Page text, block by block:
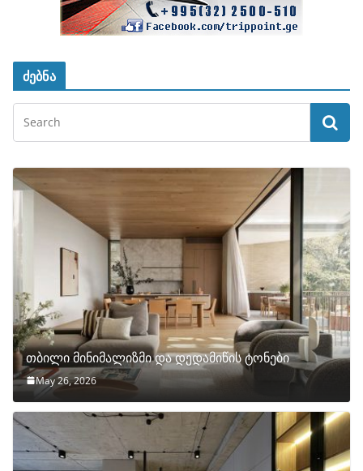
ძებნა
თბილი მინიმალიზმი და დედამიწის ტონები
May 26, 2026